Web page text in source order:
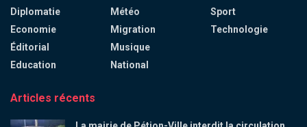
Diplomatie
Economie
Éditorial
Education
Météo
Migration
Musique
National
Sport
Technologie
Articles récents